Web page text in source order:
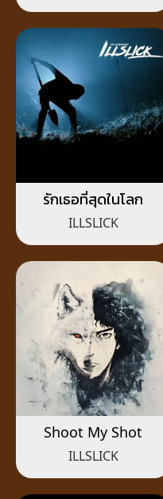
รักเธอที่สุดในโลก
ILLSLICK
Shoot My Shot
ILLSLICK